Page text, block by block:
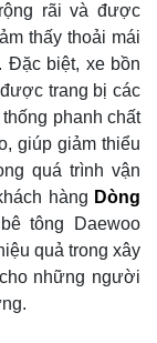
rãi và được
thấy thoải mái
Đặc biệt, xe bồn
trang bị các
phanh chất
giúp giảm thiểu
quá trình vận
hàng Dòng
tông Daewoo
quả trong xây
những người